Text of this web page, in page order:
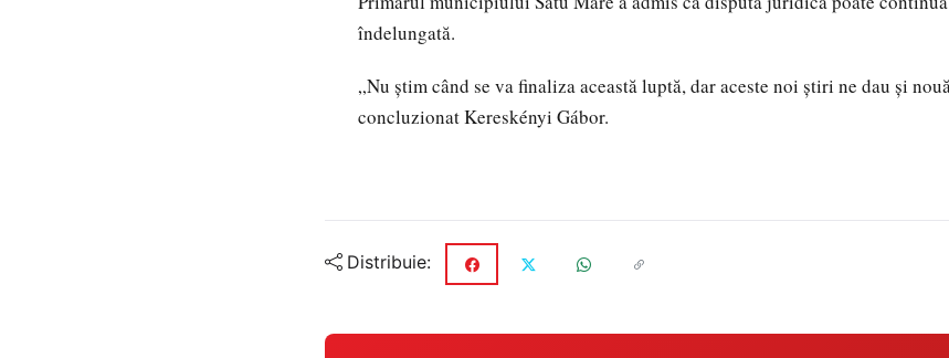
îndelungată.
„Nu știm când se va finaliza această luptă, dar aceste noi știri ne dau și
concluzionat Kereskényi Gábor.
Distribuie: